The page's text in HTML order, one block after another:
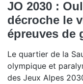
JO 2030 :
décroche le
épreuves de
Le quartier de la
olympique et
des Jeux Alpes